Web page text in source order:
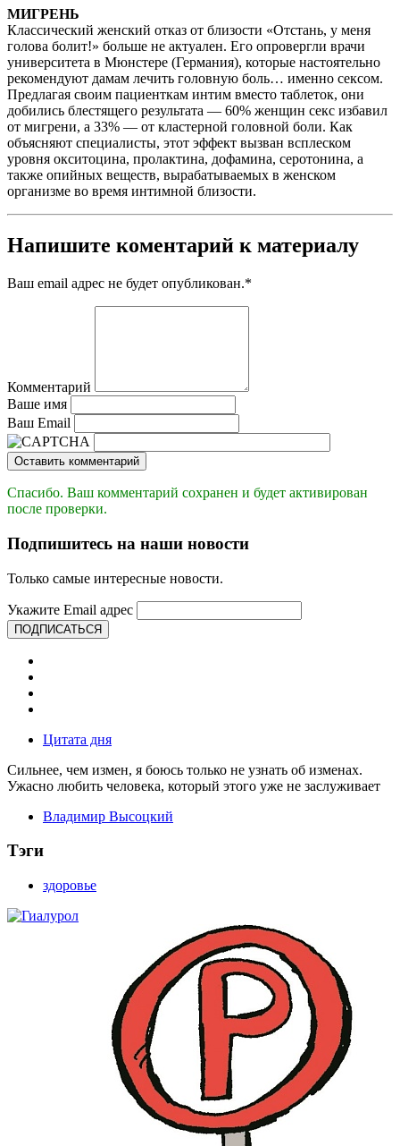
МИГРЕНЬ
Классический женский отказ от близости «Отстань, у меня
голова болит!» больше не актуален. Его опровергли врачи
университета в Мюнстере (Германия), которые настоятельно
рекомендуют дамам лечить головную боль… именно сексом.
Предлагая своим пациенткам интим вместо таблеток, они
добились блестящего результата — 60% женщин секс избавил
от мигрени, а 33% — от кластерной головной боли. Как
объясняют специалисты, этот эффект вызван всплеском
уровня окситоцина, пролактина, дофамина, серотонина, а
также опийных веществ, вырабатываемых в женском
организме во время интимной близости.
Напишите коментарий к материалу
Ваш email адрес не будет опубликован.*
Комментарий
Ваше имя
Ваш Email
Оставить комментарий
Спасибо. Ваш комментарий сохранен и будет активирован
после проверки.
Подпишитесь на наши новости
Только самые интересные новости.
Укажите Email адрес
ПОДПИСАТЬСЯ
Цитата дня
Сильнее, чем измен, я боюсь только не узнать об изменах.
Ужасно любить человека, который этого уже не заслуживает
Владимир Высоцкий
Тэги
здоровье